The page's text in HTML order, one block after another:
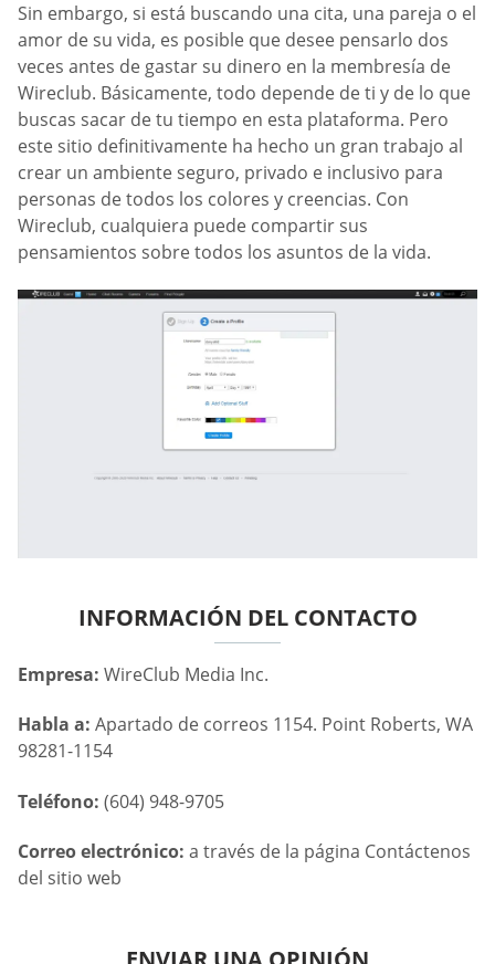
Sin embargo, si está buscando una cita, una pareja o el
amor de su vida, es posible que desee pensarlo dos
veces antes de gastar su dinero en la membresía de
Wireclub. Básicamente, todo depende de ti y de lo que
buscas sacar de tu tiempo en esta plataforma. Pero
este sitio definitivamente ha hecho un gran trabajo al
crear un ambiente seguro, privado e inclusivo para
personas de todos los colores y creencias. Con
Wireclub, cualquiera puede compartir sus
pensamientos sobre todos los asuntos de la vida.
INFORMACIÓN DEL CONTACTO
Empresa: WireClub Media Inc.
Habla a: Apartado de correos 1154. Point Roberts, WA
98281-1154
Teléfono: (604) 948-9705
Correo electrónico: a través de la página Contáctenos
del sitio web